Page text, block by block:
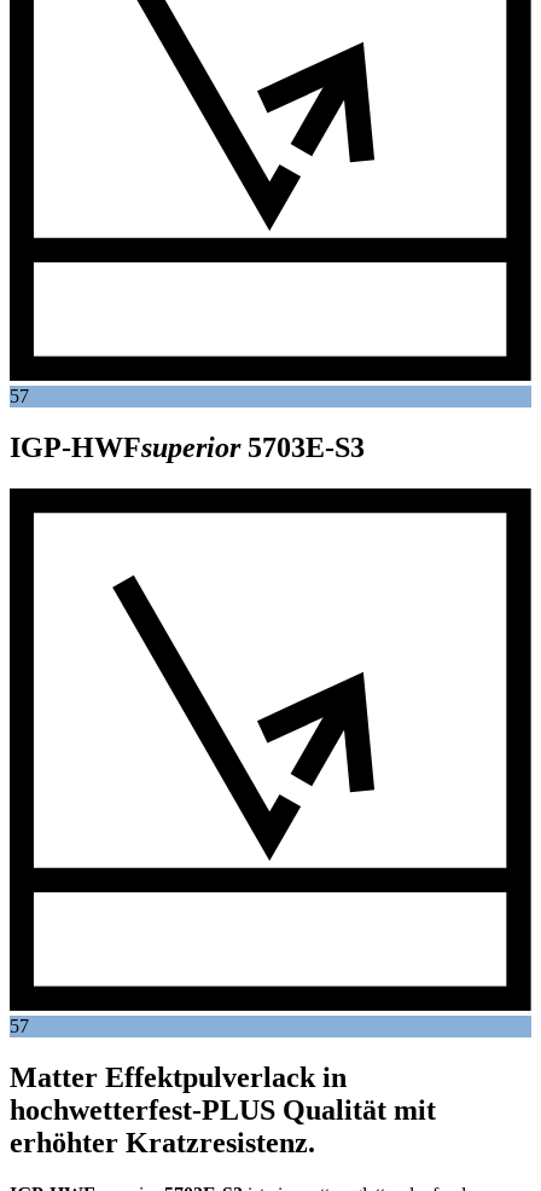
57
IGP-HWFsuperior 5703E-S3
57
Matter Effektpulverlack in
hochwetterfest-PLUS Qualität mit
erhöhter Kratzresistenz.